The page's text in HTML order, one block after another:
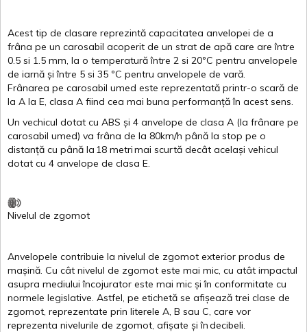
Acest tip de clasare reprezintă capacitatea anvelopei de a
frâna pe un carosabil acoperit de un strat de apă care areîntre
0.5 si 1.5 mm, la o temperatură între 2 si 20ºC pentru anvelopele
de iarnă și între 5 si 35 ºC pentru anvelopele de vară.
Frânarea pe carosabil umed este reprezentată printr-o scară de
la A la E, clasa A fiind cea mai buna performanță în acest sens.
Un vechicul dotat cu ABS și 4 anvelope de clasa A (la frânare pe
carosabil umed) va frâna de la 80km/h până la stop pe o
distanță cu până la 18 metrimai scurtă decât același vehicul
dotat cu 4 anvelope de clasa E.
Nivelul de zgomot
Anvelopele contribuie la nivelul de zgomot exterior produs de
mașină. Cu cât nivelul de zgomot este mai mic, cu atât impactul
asupra mediului încojurator este mai mic și în conformitate cu
normele legislative. Astfel, pe etichetă se afișează trei clase de
zgomot, reprezentate prin literele A, B sau C, care vor
reprezenta nivelurile de zgomot, afișate și îndecibeli.